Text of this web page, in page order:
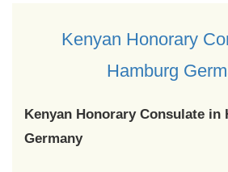
Kenyan Honorary
Hamburg
Kenyan Honorary Consulate in
Germany